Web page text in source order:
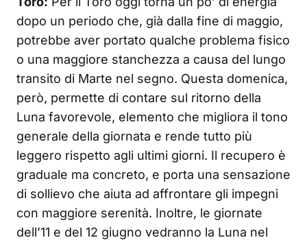
dopo un periodo che, già dalla fine di maggio,
potrebbe aver portato qualche problema fisico
o una maggiore stanchezza a causa del lungo
transito di Marte nel segno. Questa domenica,
però, permette di contare sul ritorno della
Luna favorevole, elemento che migliora il tono
generale della giornata e rende tutto più
leggero rispetto agli ultimi giorni. Il recupero è
graduale ma concreto, e porta una sensazione
di sollievo che aiuta ad affrontare gli impegni
con maggiore serenità. Inoltre, le giornate
dell’11 e del 12 giugno vedranno la Luna nel